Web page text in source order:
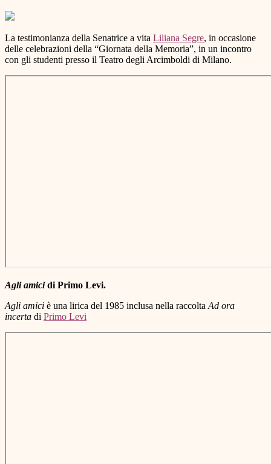
La testimonianza della Senatrice a vita Liliana Segre, in occasione
delle celebrazioni della “Giornata della Memoria”, in un incontro
con gli studenti presso il Teatro degli Arcimboldi di Milano.
Agli amicidi Primo Levi.
Agli amici è una lirica del 1985 inclusa nella raccolta Ad ora
incerta di Primo Levi